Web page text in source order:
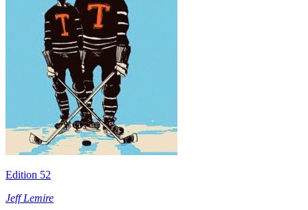
Edition 52
Jeff Lemire